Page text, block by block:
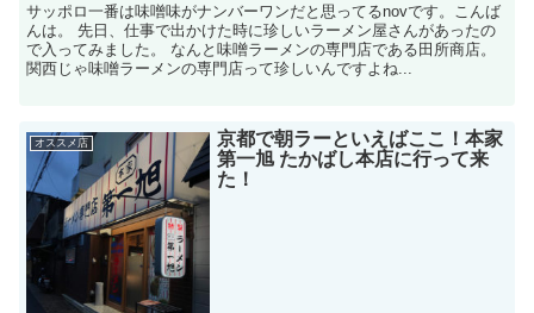
サッポロ一番は味噌味がナンバーワンだと思ってるnovです。こんば
んは。 先日、仕事で出かけた時に珍しいラーメン屋さんがあったの
で入ってみました。 なんと味噌ラーメンの専門店である田所商店。
関西じゃ味噌ラーメンの専門店って珍しいんですよね...
オススメ店
京都で朝ラーといえばここ！本家
第一旭 たかばし本店に行って来
た！